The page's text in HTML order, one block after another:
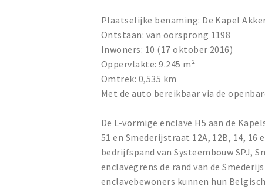
Plaatselijke benaming: De Kapel
Ontstaan: van oorsprong 1198
Inwoners: 10 (17 oktober 2016)
Oppervlakte: 9.245 m²
Omtrek: 0,535 km
Met de auto bereikbaar via de
De L-vormige enclave H5 aan de
51 en Smederijstraat 12A, 12B, 14,
bedrijfspand van Systeembouw SPJ,
enclavegrens de rand van de
enclavebewoners kunnen hun